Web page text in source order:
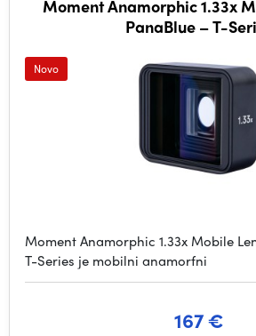
Moment Anamorphic 1.33x
PanaBlue – T-
Novo
Moment Anamorphic 1.33x Mobile
T-Series je mobilni anamorfni
167 €